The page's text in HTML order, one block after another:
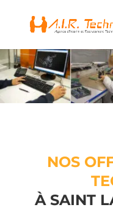
NOS
À SAINT